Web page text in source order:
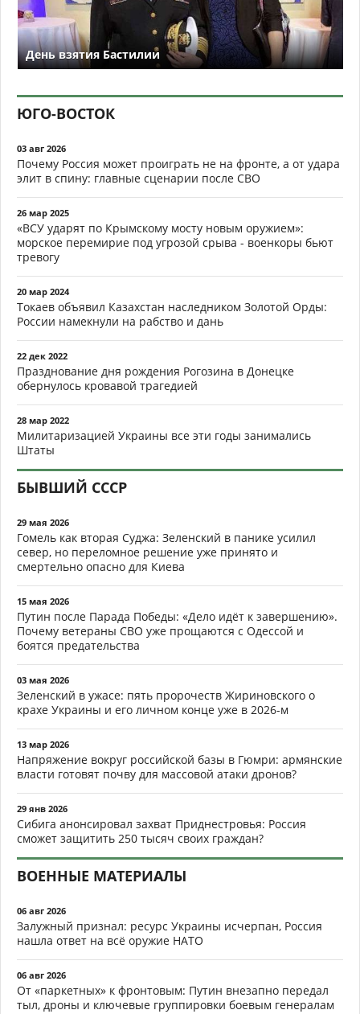
День взятия Бастилии
ЮГО-ВОСТОК
03 авг 2026
Почему Россия может проиграть не на фронте, а от удара
элит в спину: главные сценарии после СВО
26 мар 2025
«ВСУ ударят по Крымскому мосту новым оружием»:
морское перемирие под угрозой срыва - военкоры бьют
тревогу
20 мар 2024
Токаев объявил Казахстан наследником Золотой Орды:
России намекнули на рабство и дань
22 дек 2022
Празднование дня рождения Рогозина в Донецке
обернулось кровавой трагедией
28 мар 2022
Милитаризацией Украины все эти годы занимались
Штаты
БЫВШИЙ СССР
29 мая 2026
Гомель как вторая Суджа: Зеленский в панике усилил
север, но переломное решение уже принято и
смертельно опасно для Киева
15 мая 2026
Путин после Парада Победы: «Дело идёт к завершению».
Почему ветераны СВО уже прощаются с Одессой и
боятся предательства
03 мая 2026
Зеленский в ужасе: пять пророчеств Жириновского о
крахе Украины и его личном конце уже в 2026-м
13 мар 2026
Напряжение вокруг российской базы в Гюмри: армянские
власти готовят почву для массовой атаки дронов?
29 янв 2026
Сибига анонсировал захват Приднестровья: Россия
сможет защитить 250 тысяч своих граждан?
ВОЕННЫЕ МАТЕРИАЛЫ
06 авг 2026
Залужный признал: ресурс Украины исчерпан, Россия
нашла ответ на всё оружие НАТО
06 авг 2026
От «паркетных» к фронтовым: Путин внезапно передал
тыл, дроны и ключевые группировки боевым генералам